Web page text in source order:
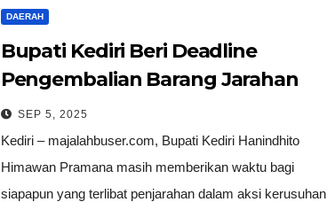
DAERAH
Bupati Kediri Beri Deadline
Pengembalian Barang Jarahan
Hingga 6 September
SEP 5, 2025
Kediri – majalahbuser.com, Bupati Kediri Hanindhito
Himawan Pramana masih memberikan waktu bagi
siapapun yang terlibat penjarahan dalam aksi kerusuhan